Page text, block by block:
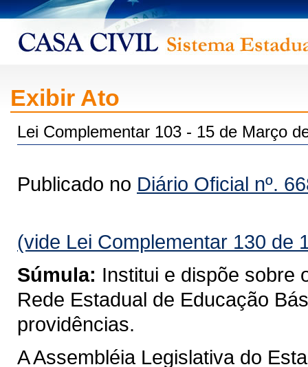
Exibir Ato
Lei Complementar 103 - 15 de Março
Publicado no Diário Oficial nº.
(vide Lei Complementar 130 de
Súmula: Institui e dispõe sobre
Rede Estadual de Educação
providências.
A Assembléia Legislativa do